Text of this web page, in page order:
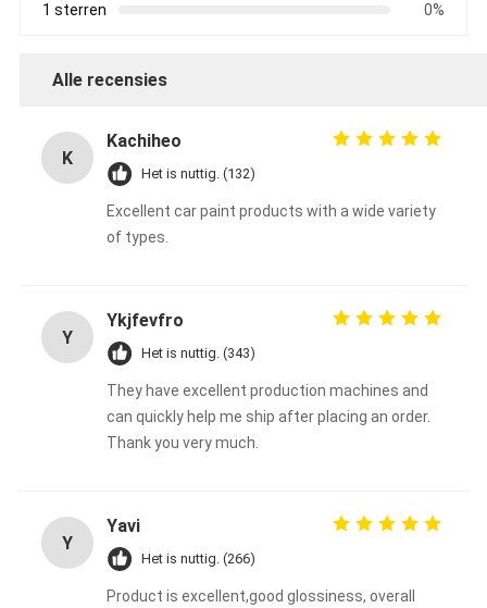
1 sterren
0%
Alle recensies
K
Kachiheo
Het is nuttig. (132)
Excellent car paint products with a wide variety
of types.
Y
Ykjfevfro
Het is nuttig. (343)
They have excellent production machines and
can quickly help me ship after placing an order.
Thank you very much.
Y
Yavi
Het is nuttig. (266)
Product is excellent,good glossiness, overall